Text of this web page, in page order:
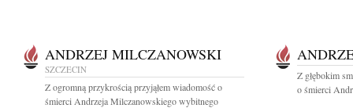
ANDRZEJ MILCZANOWSKI
SZCZECIN
Z ogromną przykrością przyjąłem wiadomość o
śmierci Andrzeja Milczanowskiego wybitnego
Z głębokim
o śmierci